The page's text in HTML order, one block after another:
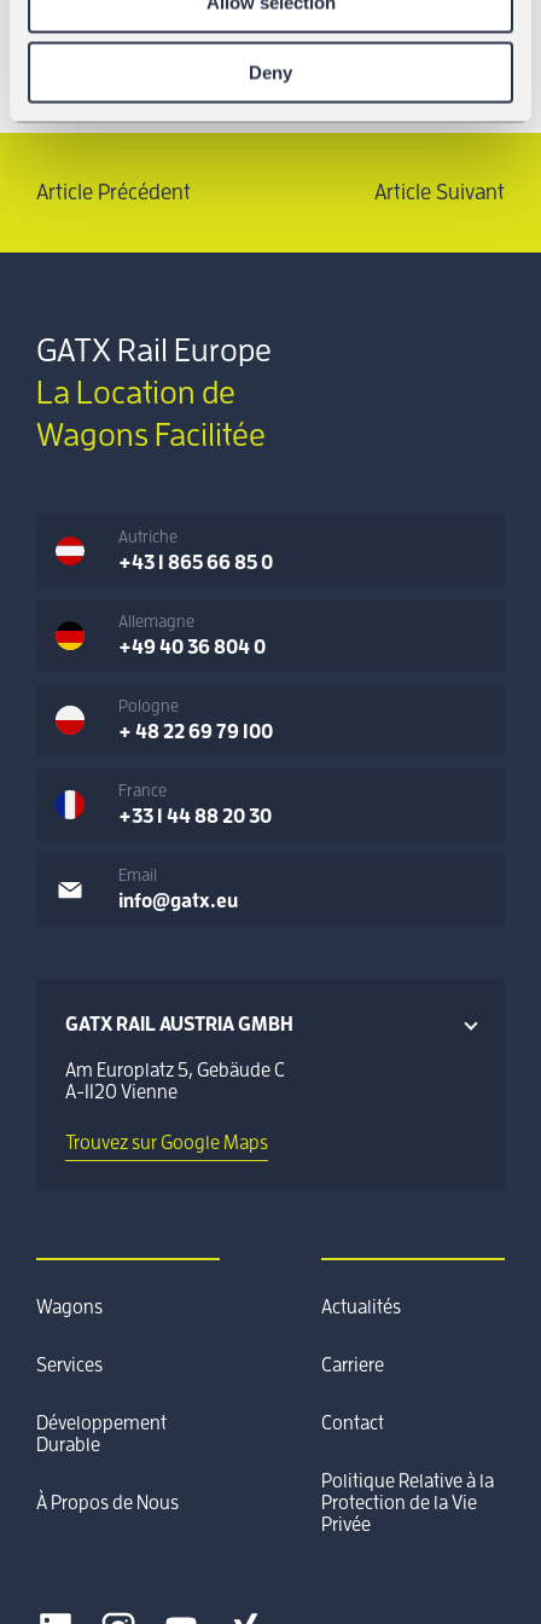
Deny
Article Précédent Article Suivant
GATX Rail Europe
La Location de
Wagons Facilitée
Autriche
+43 1 865 66 85 0
Allemagne
+49 40 36 804 0
Pologne
+ 48 22 69 79 100
France
+33 1 44 88 20 30
Email
info@gatx.eu
GATX RAIL AUSTRIA GMBH
Am Europlatz 5, Gebäude C
A-1120 Vienne
Trouvez sur Google Maps
Wagons
Services
Développement
Durable
À Propos de Nous
Actualités
Carriere
Contact
Politique Relative à la
Protection de la Vie
Privée